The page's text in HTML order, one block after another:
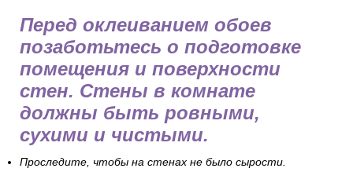
Перед оклеиванием обоев
позаботьтесь о подготовке
помещения и поверхности
стен. Стены в комнате
должны быть ровными,
сухими и чистыми.
Проследите, чтобы на стенах не было сырости.